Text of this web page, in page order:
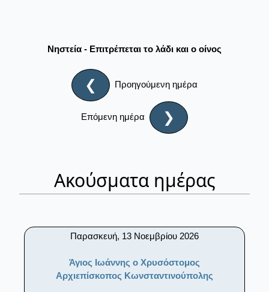
Νηστεία - Επιτρέπεται το λάδι και ο οίνος
❮ Προηγούμενη ημέρα
Επόμενη ημέρα ❯
Ακούσματα ημέρας
Παρασκευή, 13 Νοεμβρίου 2026
Άγιος Ιωάννης ο Χρυσόστομος
Αρχιεπίσκοπος Κωνσταντινούπολης